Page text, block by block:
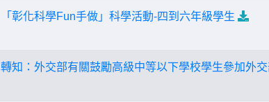
「彰化科學Fun手做」科學活動-四到六年級學生
轉知：外交部有關鼓勵高級中等以下學校學生參加外